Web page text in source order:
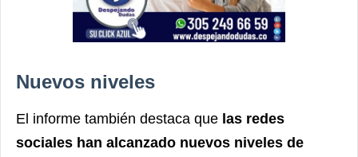
Nuevos niveles
El informe también destaca que las redes
sociales han alcanzado nuevos niveles de